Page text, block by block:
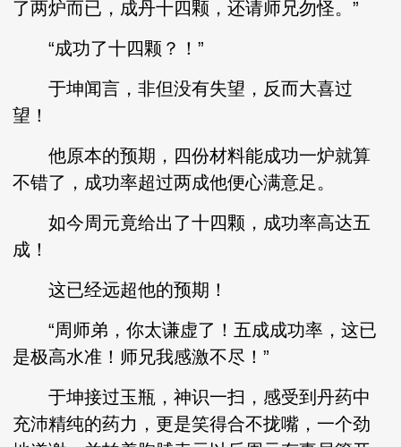
了两炉而已，成丹十四颗，还请师兄勿怪。”
“成功了十四颗？！”
于坤闻言，非但没有失望，反而大喜过
望！
他原本的预期，四份材料能成功一炉就算
不错了，成功率超过两成他便心满意足。
如今周元竟给出了十四颗，成功率高达五
成！
这已经远超他的预期！
“周师弟，你太谦虚了！五成成功率，这已
是极高水准！师兄我感激不尽！”
于坤接过玉瓶，神识一扫，感受到丹药中
充沛精纯的药力，更是笑得合不拢嘴，一个劲